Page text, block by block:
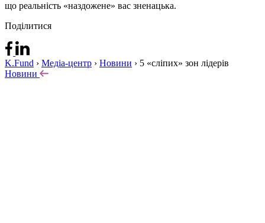
що реальність «наздожене» вас зненацька.
Поділитися
K.Fund › Медіа-центр › Новини › 5 «сліпих» зон лідерів
Новини